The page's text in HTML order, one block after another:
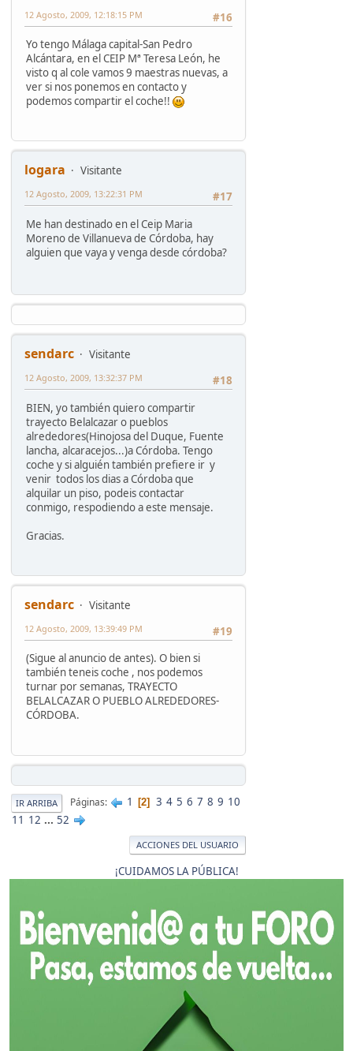
#16
12 Agosto, 2009, 12:18:15 PM
Yo tengo Málaga capital-San Pedro
Alcántara, en el CEIP Mª Teresa León, he
visto q al cole vamos 9 maestras nuevas, a
ver si nos ponemos en contacto y
podemos compartir el coche!!
logara
Visitante
#17
12 Agosto, 2009, 13:22:31 PM
Me han destinado en el Ceip Maria
Moreno de Villanueva de Córdoba, hay
alguien que vaya y venga desde córdoba?
sendarc
Visitante
#18
12 Agosto, 2009, 13:32:37 PM
BIEN, yo también quiero compartir
trayecto Belalcazar o pueblos
alrededores(Hinojosa del Duque, Fuente
lancha, alcaracejos...)a Córdoba. Tengo
coche y si alguién también prefiere ir y
venir todos los dias a Córdoba que
alquilar un piso, podeis contactar
conmigo, respodiendo a este mensaje.
Gracias.
sendarc
Visitante
#19
12 Agosto, 2009, 13:39:49 PM
(Sigue al anuncio de antes). O bien si
también teneis coche , nos podemos
turnar por semanas, TRAYECTO
BELALCAZAR O PUEBLO ALREDEDORES-
CÓRDOBA.
IR ARRIBA Páginas 1 2 3 4 5 6 7 8 9 10
11 12 ... 52
ACCIONES DEL USUARIO
¡CUIDAMOS LA PÚBLICA!